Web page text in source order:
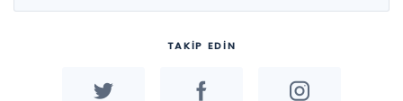
TAKİP EDİN